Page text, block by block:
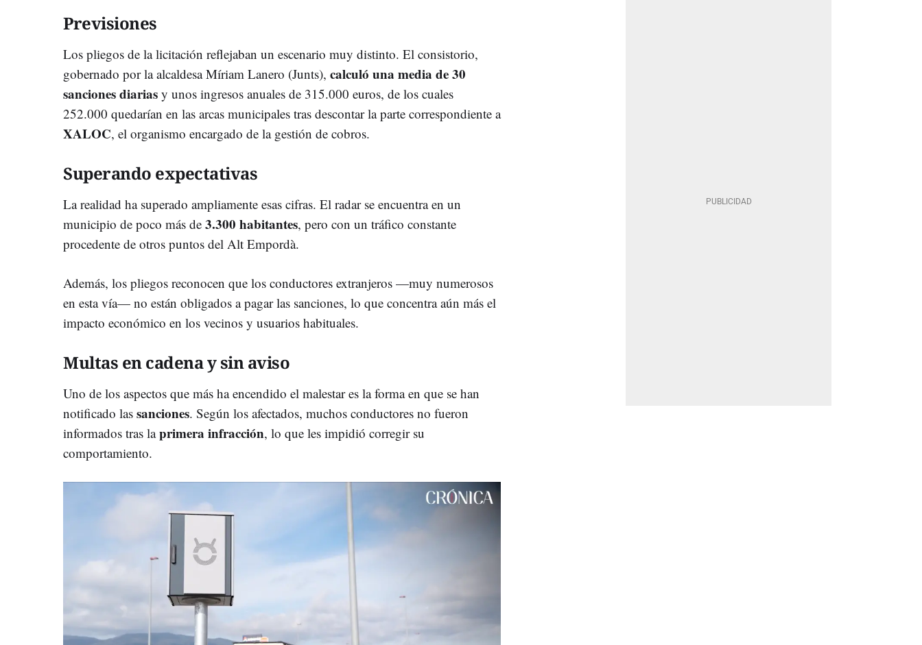
Previsiones
Los pliegos de la licitación reflejaban un escenario muy distinto. El consistorio,
gobernado por la alcaldesa Míriam Lanero (Junts), calculó una media de 30
sanciones diarias y unos ingresos anuales de 315.000 euros, de los cuales
252.000 quedarían en las arcas municipales tras descontar la parte correspondiente a
XALOC, el organismo encargado de la gestión de cobros.
Superando expectativas
La realidad ha superado ampliamente esas cifras. El radar se encuentra en un
municipio de poco más de 3.300 habitantes, pero con un tráfico constante
procedente de otros puntos del Alt Empordà.
Además, los pliegos reconocen que los conductores extranjeros —muy numerosos
en esta vía— no están obligados a pagar las sanciones, lo que concentra aún más el
impacto económico en los vecinos y usuarios habituales.
Multas en cadena y sin aviso
Uno de los aspectos que más ha encendido el malestar es la forma en que se han
notificado las sanciones. Según los afectados, muchos conductores no fueron
informados tras laprimera infracción, lo que les impidió corregir su
comportamiento.